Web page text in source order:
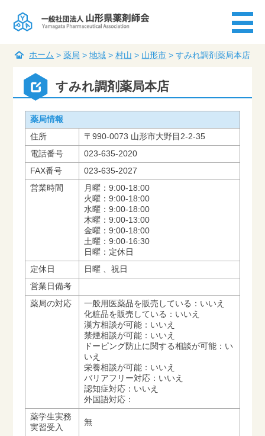
ホーム >薬局 >地域 >村山 > 山形市 >すみれ調剤薬局本店
すみれ調剤薬局本店
薬局情報
住所
〒990-0073 山形市大野目2-2-35
電話番号
023-635-2020
FAX番号
023-635-2027
営業時間
月曜：9:00-18:00
火曜：9:00-18:00
水曜：9:00-18:00
木曜：9:00-13:00
金曜：9:00-18:00
土曜：9:00-16:30
日曜：定休日
定休日
日曜 、祝日
営業日備考
薬局の対応
一般用医薬品を販売している：いいえ
化粧品を販売している：いいえ
漢方相談が可能：いいえ
禁煙相談が可能：いいえ
ドーピング防止に関する相談が可能：い
いえ
栄養相談が可能：いいえ
バリアフリー対応：いいえ
認知症対応：いいえ
外国語対応：
薬学生実務
実習受入
無